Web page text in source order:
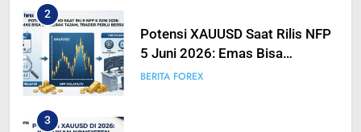
2
Potensi XAUUSD Saat Rilis NFP
5 Juni 2026: Emas Bisa
Bergerak Tajam, Traders Perlu
BERITA FOREX
3